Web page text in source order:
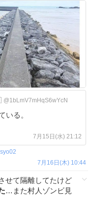
@1bLmV7mHqS6wYcN
いる。
7月15日(水) 21:12
7月16日(木) 10:44
せて隔離してたけど
…また村人ゾンビ見